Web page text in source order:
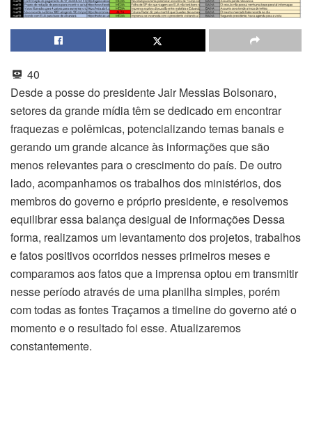
40
Desde a posse do presidente Jair Messias Bolsonaro,
setores da grande mídia têm se dedicado em encontrar
fraquezas e polêmicas, potencializando temas banais e
gerando um grande alcance às informações que são
menos relevantes para o crescimento do país. De outro
lado, acompanhamos os trabalhos dos ministérios, dos
membros do governo e próprio presidente, e resolvemos
equilibrar essa balança desigual de informações Dessa
forma, realizamos um levantamento dos projetos, trabalhos
e fatos positivos ocorridos nesses primeiros meses e
comparamos aos fatos que a imprensa optou em transmitir
nesse período através de uma planilha simples, porém
com todas as fontes Traçamos a timeline do governo até o
momento e o resultado foi esse. Atualizaremos
constantemente.